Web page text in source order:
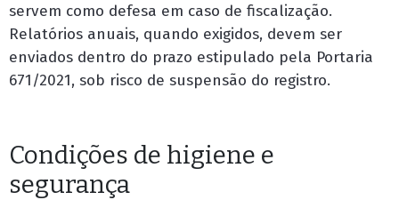
servem como defesa em caso de fiscalização.
Relatórios anuais, quando exigidos, devem ser
enviados dentro do prazo estipulado pela Portaria
671/2021, sob risco de suspensão do registro.
Condições de higiene e
segurança